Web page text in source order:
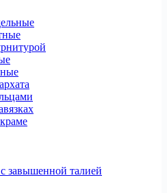
завышенной талией